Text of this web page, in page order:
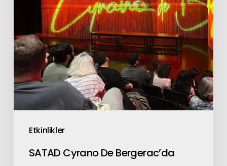
Etkinlikler
SATAD Cyrano De Bergerac’da